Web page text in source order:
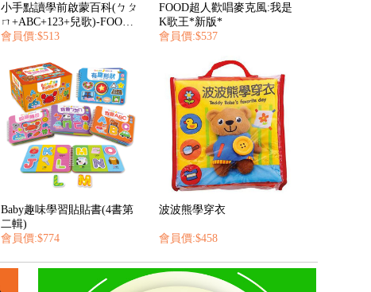
小手點讀學前啟蒙百科(ㄅㄆ
ㄇ+ABC+123+兒歌)-FOOD
超人
會員價:$513
FOOD超人歡唱麥克風:我是
K歌王*新版*
會員價:$537
Baby趣味學習貼貼書(4書第
二輯)
會員價:$774
波波熊學穿衣
會員價:$458